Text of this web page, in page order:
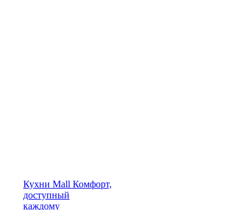
Кухни Mall Комфорт,
доступный
каждому